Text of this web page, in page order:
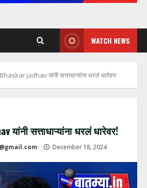
WATCH NEWS
Bhaskar Jadhav यांनी सत्ताधाऱ्यांना धरलं धारेवर!
यांनी सत्ताधाऱ्यांना धरलं धारेवर!
December 18, 2024